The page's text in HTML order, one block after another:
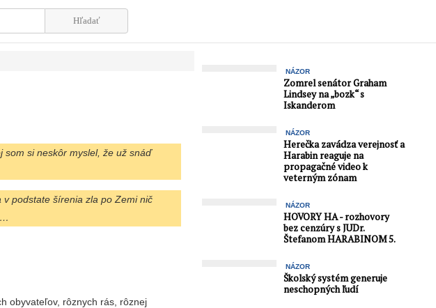
som si neskôr myslel, že už snáď
podstate šírenia zla po Zemi nič
…
obyvateľov, rôznych rás, rôznej
NÁZOR
Zomrel senátor Graham
Lindsey na „bozk“ s
Iskanderom
NÁZOR
Herečka zavádza verejnosť a
Harabin reaguje na
propagačné video k
veterným zónam
NÁZOR
HOVORY HA - rozhovory
bez cenzúry s JUDr.
Štefanom HARABINOM 5.
NÁZOR
Školský systém generuje
neschopných ľudí